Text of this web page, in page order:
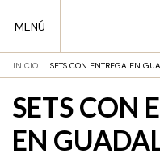
MENÚ
INICIO | SETS CON ENTREGA EN
SETS CON
EN